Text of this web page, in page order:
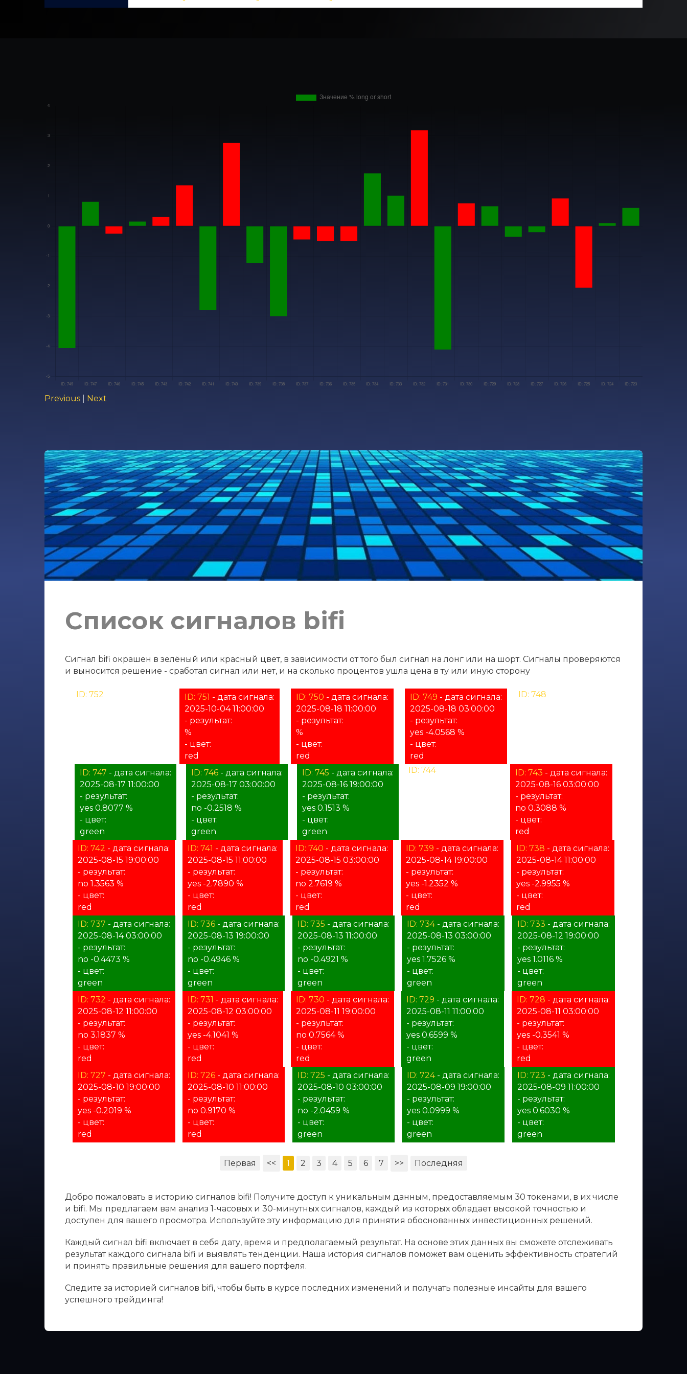
Previous Next
Список сигналов bifi
Сигнал bifi окрашен в зелёный или красный цвет, в зависимости от того был сигнал на лонг или на шорт. Сигналы проверяются
и выносится решение - сработал сигнал или нет, и на сколько процентов ушла цена в ту или иную сторону
ID: 752 ID: 751 - дата сигнала:
2025-10-04 11:00:00
- результат:
%
- цвет:
red
ID: 750 - дата сигнала:
2025-08-18 11:00:00
- результат:
%
- цвет:
red
ID: 749 - дата сигнала:
2025-08-18 03:00:00
- результат:
yes -4.0568 %
- цвет:
red
ID: 748
ID: 747 - дата сигнала:
2025-08-17 11:00:00
- результат:
yes 0.8077 %
- цвет:
green
ID: 746- дата сигнала:
2025-08-17 03:00:00
- результат:
no -0.2518 %
- цвет:
green
ID: 745 - дата сигнала:
2025-08-16 19:00:00
- результат:
yes 0.1513 %
- цвет:
green
ID: 744- дата сигнала:
ID: 743 - дата сигнала:
2025-08-16 03:00:00
- результат:
no 0.3088 %
- цвет:
red
ID: 742 - дата сигнала:
2025-08-15 19:00:00
- результат:
no 1.3563 %
- цвет:
red
ID: 741 - дата сигнала:
2025-08-15 11:00:00
- результат:
yes -2.7890 %
- цвет:
red
ID: 740 - дата сигнала:
2025-08-15 03:00:00
- результат:
no 2.7619 %
- цвет:
red
ID: 739 - дата сигнала:
2025-08-14 19:00:00
- результат:
yes -1.2352 %
- цвет:
red
ID: 738 - дата сигнала:
2025-08-14 11:00:00
- результат:
yes -2.9955 %
- цвет:
red
ID: 737 - дата сигнала:
2025-08-14 03:00:00
- результат:
no -0.4473 %
- цвет:
green
ID: 736 - дата сигнала:
2025-08-13 19:00:00
- результат:
no -0.4946 %
- цвет:
green
ID: 735 - дата сигнала:
2025-08-13 11:00:00
- результат:
no -0.4921 %
- цвет:
green
ID: 734- дата сигнала:
2025-08-13 03:00:00
- результат:
yes 1.7526 %
- цвет:
green
ID: 733 - дата сигнала:
2025-08-12 19:00:00
- результат:
yes 1.0116 %
- цвет:
green
ID: 732 - дата сигнала:
2025-08-12 11:00:00
- результат:
no 3.1837 %
- цвет:
red
ID: 731 - дата сигнала:
2025-08-12 03:00:00
- результат:
yes -4.1041 %
- цвет:
red
ID: 730 - дата сигнала:
2025-08-11 19:00:00
- результат:
no 0.7564 %
- цвет:
red
ID: 729 - дата сигнала:
2025-08-11 11:00:00
- результат:
yes 0.6599 %
- цвет:
green
ID: 728 - дата сигнала:
2025-08-11 03:00:00
- результат:
yes -0.3541 %
- цвет:
red
ID: 727 - дата сигнала:
2025-08-10 19:00:00
- результат:
yes -0.2019 %
- цвет:
red
ID: 726 - дата сигнала:
2025-08-10 11:00:00
- результат:
no 0.9170 %
- цвет:
red
ID: 725 - дата сигнала:
2025-08-10 03:00:00
- результат:
no -2.0459 %
- цвет:
green
ID: 724- дата сигнала:
2025-08-09 19:00:00
- результат:
yes 0.0999 %
- цвет:
green
ID: 723 - дата сигнала:
2025-08-09 11:00:00
- результат:
yes 0.6030 %
- цвет:
green
Первая << 1 2 3 4 5 6 7 >> Последняя
Добро пожаловать в историю сигналов bifi! Получите доступ к уникальным данным, предоставляемым 30 токенами, в их числе
и bifi. Мы предлагаем вам анализ 1-часовых и 30-минутных сигналов, каждый из которых обладает высокой точностью и
доступен для вашего просмотра. Используйте эту информацию для принятия обоснованных инвестиционных решений.
Каждый сигнал bifi включает в себя дату, время и предполагаемый результат. На основе этих данных вы сможете отслеживать
результат каждого сигнала bifi и выявлять тенденции. Наша история сигналов поможет вам оценить эффективность стратегий
и принять правильные решения для вашего портфеля.
Следите за историей сигналов bifi, чтобы быть в курсе последних изменений и получать полезные инсайты для вашего
успешного трейдинга!